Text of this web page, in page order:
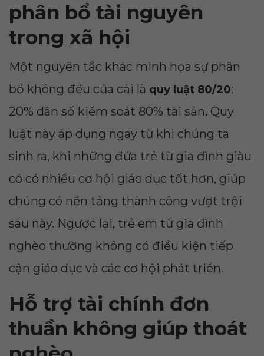
phân bổ tài nguyên
trong xã hội
Một nguyên tắc khác minh họa sự phân
bổ không đều của cải là quy luật 80/20:
20% dân số kiểm soát 80% tài sản. Quy
luật này áp dụng ngay từ khi chúng ta
sinh ra, khi những đứa trẻ từ gia đình giàu
có có nhiều cơ hội giáo dục tốt hơn, giúp
chúng có nền tảng thành công vượt trội
sau này. Ngược lại, trẻ em từ gia đình
nghèo thường không có điều kiện tiếp
cận giáo dục và các cơ hội phát triển.
Hỗ trợ tài chính đơn
thuần không giúp thoát